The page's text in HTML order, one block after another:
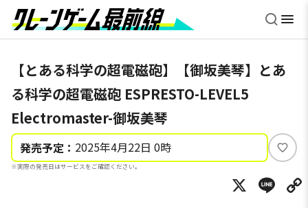
【とある科学の超電磁砲】【御坂美琴】とあ
る科学の超電磁砲 ESPRESTO-LEVEL5
Electromaster-御坂美琴
発売予定： 2025年4月22日 0時
※実際の発売日はサービスをご確認ください。
い
ね
X